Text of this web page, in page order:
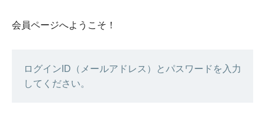
会員ページへようこそ！
ログインID（メールアドレス）とパスワードを入力
してください。